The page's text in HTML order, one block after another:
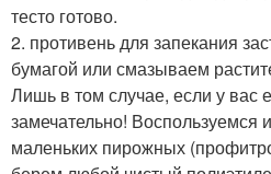
тесто готово.
2. противень для запекания
бумагой или смазываем
Лишь в том случае, если у вас
замечательно!
маленьких пирожных